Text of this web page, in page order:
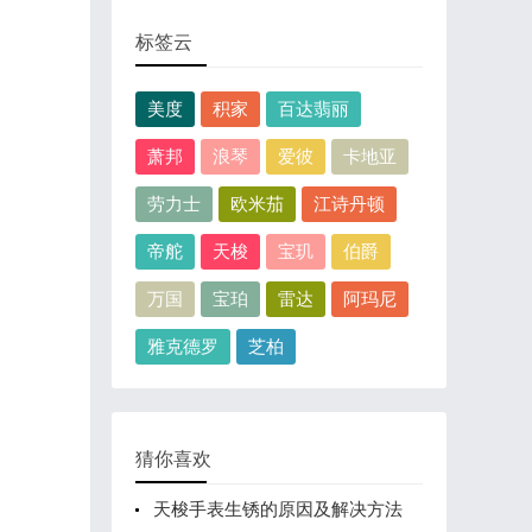
标签云
美度 积家 百达翡丽
萧邦 浪琴 爱彼 卡地亚
劳力士 欧米茄 江诗丹顿
帝舵 天梭 宝玑 伯爵
万国 宝珀 雷达 阿玛尼
雅克德罗 芝柏
猜你喜欢
天梭手表生锈的原因及解决方法